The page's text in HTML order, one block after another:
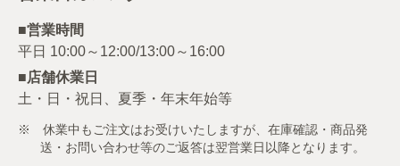
■営業時間
■店舗休業日
土・日・祝日、夏季・年末年始等
※ 休業中もご注文はお受けいたしますが、在庫確認・商品発
送・お問い合わせ等のご返答は翌営業日以降となります。